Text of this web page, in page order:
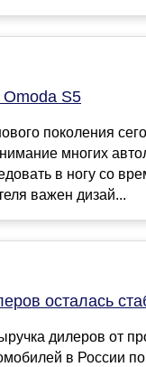
S5
поколения
многих
в ногу со
важен дизай...
осталась
дилеров от
в России